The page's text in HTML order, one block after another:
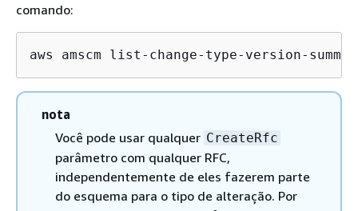
comando:
aws amscm list-change-type-version-
nota
Você pode usar qualquer CreateRfc
parâmetro com qualquer RFC,
independentemente de eles fazerem parte
do esquema para o tipo de alteração. Por